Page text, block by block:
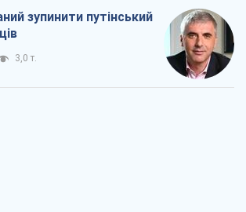
зупинити путінський
3,0 т.